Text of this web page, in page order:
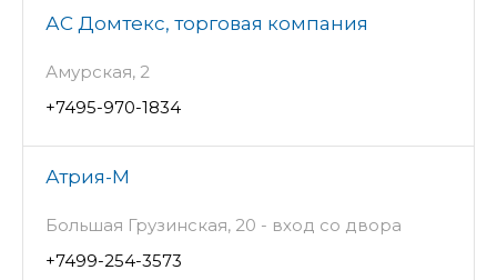
АС Домтекс, торговая компания
Амурская, 2
+7495-970-1834
Атрия-М
Большая Грузинская, 20 - вход со двора
+7499-254-3573